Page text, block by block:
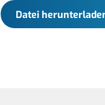
Datei